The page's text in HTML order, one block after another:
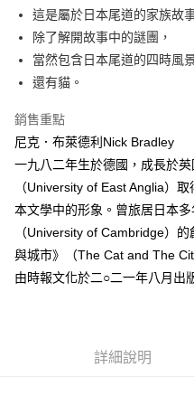
付款後7-11取貨
每筆NT$60，滿NT$499(含以上)
宅配
這是屬於日本尾道的家族故
除了解開故事中的謎團，
當然包含日本尾道的四時風
還有貓。
銷售重點
尼克．布萊德利Nick Bradley
一九八二年生於德國，成長於
（University of East Anglia）
本文學中的形象。曾旅居日本
（University of Cambridge）
與城市》（The Cat and The
由時報文化於二○二一年八月出
詳細說明